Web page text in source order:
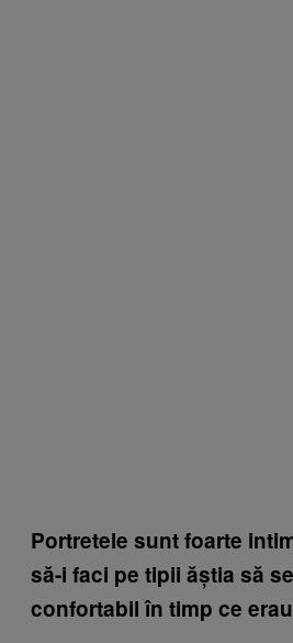
Portretele sunt foarte
să-i faci pe tipii ăștia să
confortabil în timp ce